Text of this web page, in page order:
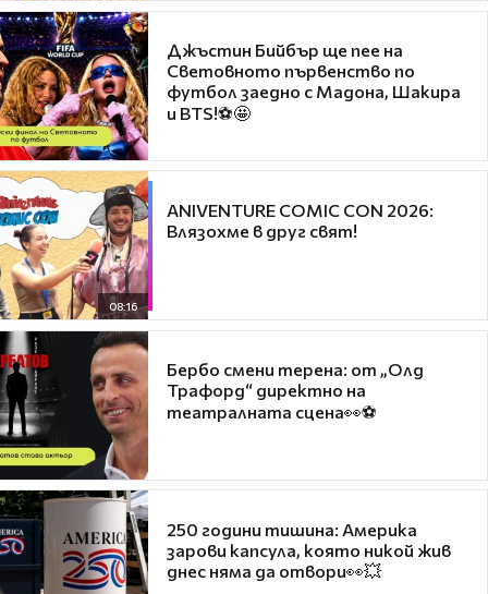
Джъстин Бийбър ще пее на
Световното първенство по
футбол заедно с Мадона, Шакира
и BTS!⚽🤩
08:16
ANIVENTURE COMIC CON 2026:
Влязохме в друг свят!
Бербо смени терена: от „Олд
Трафорд“ директно на
театралната сцена👀⚽
250 години тишина: Америка
зарови капсула, която никой жив
днес няма да отвори👀💥